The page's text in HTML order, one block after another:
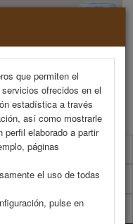
que permiten el
ofrecidos en el
estadística a través
así como mostrarle
perfil elaborado a partir
páginas
el uso de todas
pulse en